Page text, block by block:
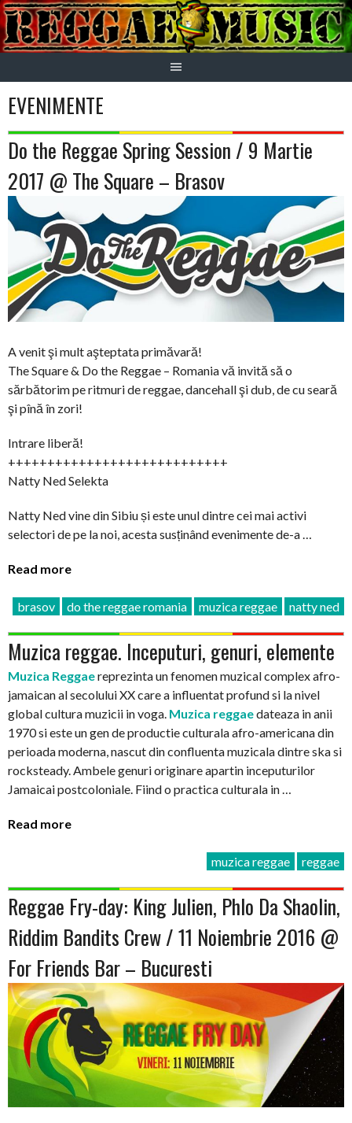
Skip
to
content
EVENIMENTE
Do the Reggae Spring Session / 9 Martie
2017 @ The Square – Brasov
A venit şi mult aşteptata primăvară!
The Square & Do the Reggae – Romania vă invită să o
sărbătorim pe ritmuri de reggae, dancehall şi dub, de cu seară
şi pînă în zori!
Intrare liberă!
++++++++++++++++++++++++++++
Natty Ned Selekta
Natty Ned vine din Sibiu și este unul dintre cei mai activi
selectori de pe la noi, acesta susținând evenimente de-a …
Read more
brasov do the reggae romania muzica reggae natty ned
Muzica reggae. Inceputuri, genuri, elemente
Muzica Reggaereprezinta un fenomen muzical complex afro-
jamaican al secolului XX care a influentat profund si la nivel
global cultura muzicii in voga. Muzica reggaedateaza in anii
1970 si este un gen de productie culturala afro-americana din
perioada moderna, nascut din confluenta muzicala dintre ska si
rocksteady. Ambele genuri originare apartin inceputurilor
Jamaicai postcoloniale. Fiind o practica culturala in …
Read more
muzica reggae reggae
Reggae Fry-day: King Julien, Phlo Da Shaolin,
Riddim Bandits Crew / 11 Noiembrie 2016 @
For Friends Bar – Bucuresti